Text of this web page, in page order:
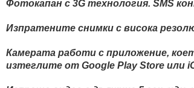
Боди камери и
Акумулатори и
Соларни
Фотокапан с 3G технология. SMS
Изпратените снимки с висока
Камерата работи с приложение,
изтеглите от Google Play Store или